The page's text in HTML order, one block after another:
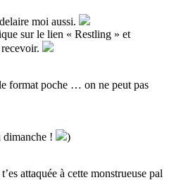
moi aussi.
sur le lien « Restling » et
format poche … on ne peut pas
dimanche !
)
attaquée à cette monstrueuse pal